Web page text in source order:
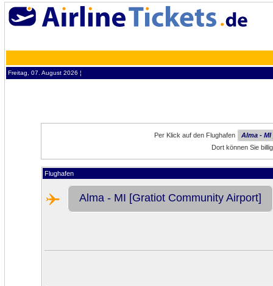
Freitag, 07. August 2026 ¦
Per Klick auf den Flughafen
Alma -
Dort können Sie
Flughafen
Alma - MI [Gratiot Community Airport]